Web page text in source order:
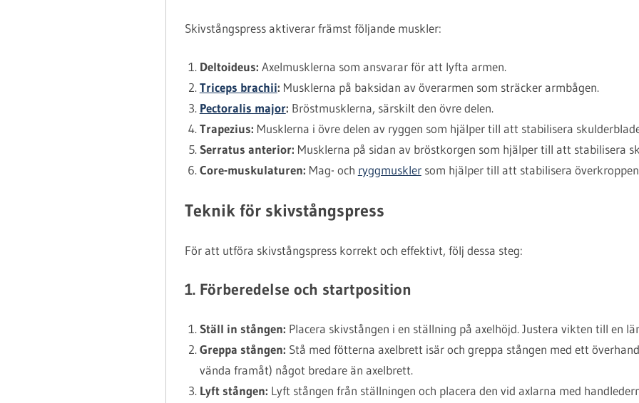
Skivstångspress aktiverar främst följande muskler:
Deltoideus: Axelmusklerna som ansvarar för att lyfta armen.
Triceps brachii: Musklerna på baksidan av överarmen som sträcker armbågen.
Pectoralis major: Bröstmusklerna, särskilt den övre delen.
Trapezius: Musklerna i övre delen av ryggen som hjälper till att stabilisera
Serratus anterior: Musklerna på sidan av bröstkorgen som hjälper till att stabilisera
Core-muskulaturen: Mag- och ryggmusklersom hjälper till att stabilisera
Teknik för skivstångspress
För att utföra skivstångspress korrekt och effektivt, följ dessa steg:
1. Förberedelse och startposition
Ställ in stången: Placera skivstången i en ställning på axelhöjd. Justera vikten till en
Greppa stången: Stå med fötterna axelbrett isär och greppa stången med ett
vända framåt) något bredare än axelbrett.
Lyft stången: Lyft stången från ställningen och placera den vid axlarna med